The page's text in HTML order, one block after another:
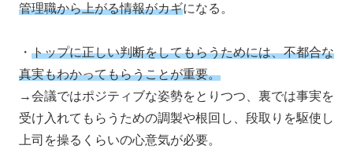
管理職から上がる情報がカギになる。
・ トップに正しい判断をしてもらうためには、不都合な
真実もわかってもらうことが重要。
→会議ではポジティブな姿勢をとりつつ、裏では事実を
受け入れてもらうための調製や根回し、段取りを駆使し
上司を操るくらいの心意気が必要。